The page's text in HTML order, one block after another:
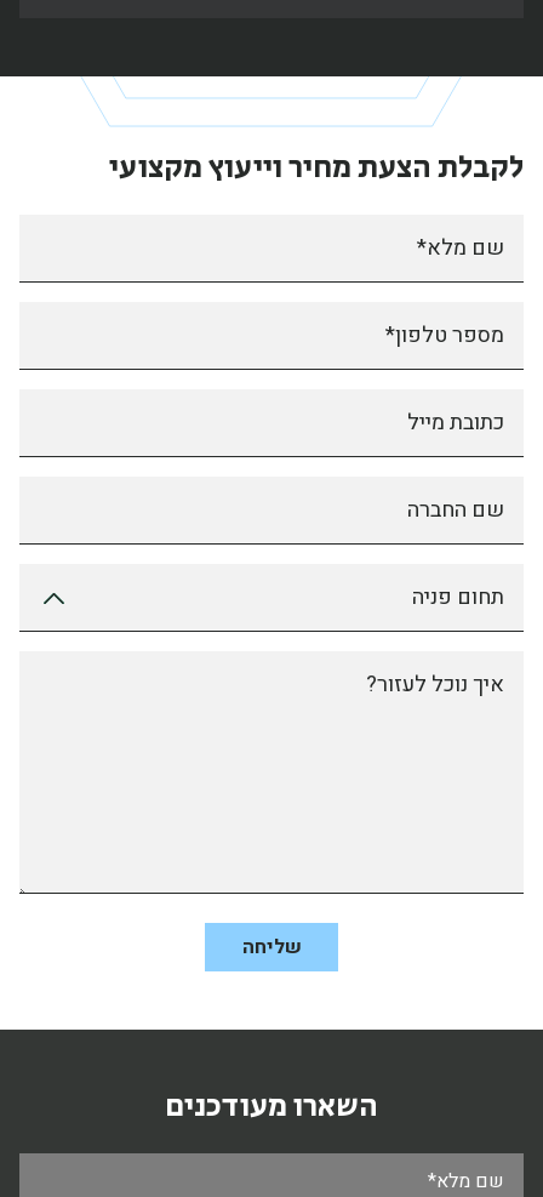
לקבלת הצעת מחירוייעוץ מקצועי
שם מלא*
מספר טלפון*
כתובת מייל
שם החברה
תחום פניה
איך נוכל לעזור?
השארו מעודכנים
שם מלא*